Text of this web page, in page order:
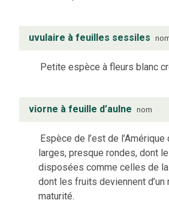
uvulaire à feuilles sessiles
Petite espèce à fleurs blanc
viorne à feuille d’aulne nom
Espèce de l’est de
larges, presque rondes, dont
disposées comme celles de
dont les fruits deviennent d’un
maturité.